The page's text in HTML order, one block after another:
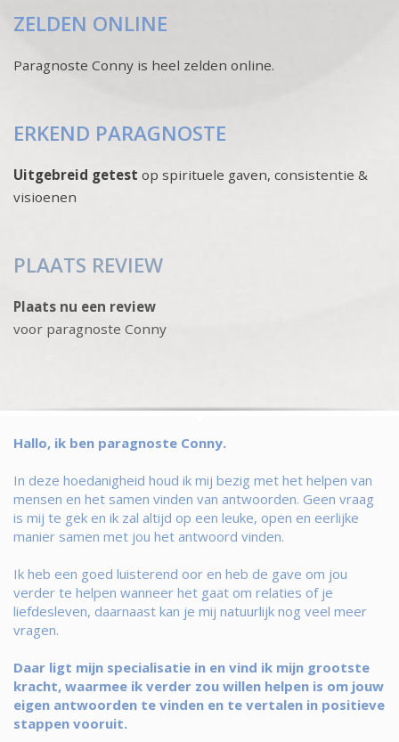
ZELDEN ONLINE
Paragnoste Conny is heel zelden online.
ERKEND PARAGNOSTE
Uitgebreid getest op spirituele gaven, consistentie &
visioenen
PLAATS REVIEW
Plaats nu een review
voor paragnoste Conny
Hallo, ik ben paragnoste Conny.
In deze hoedanigheid houd ik mij bezig met het helpen van
mensen en het samen vinden van antwoorden. Geen vraag
is mij te gek en ik zal altijd op een leuke, open en eerlijke
manier samen met jou het antwoord vinden.
Ik heb een goed luisterend oor en heb de gave om jou
verder te helpen wanneer het gaat om relaties of je
liefdesleven, daarnaast kan je mij natuurlijk nog veel meer
vragen.
Daar ligt mijn specialisatie in en vind ik mijn grootste
kracht, waarmee ik verder zou willen helpen is om jouw
eigen antwoorden te vinden en te vertalen in positieve
stappen vooruit.